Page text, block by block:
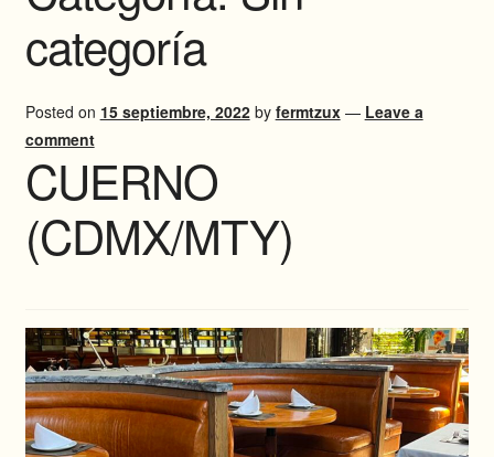
CUSTOM MADE
GALERÍAS
INSTAGRAM
WHATSAPP
ENGLISH
categoría
Posted on 15 septiembre, 2022 by fermtzux — Leave a
comment
CUERNO
(CDMX/MTY)